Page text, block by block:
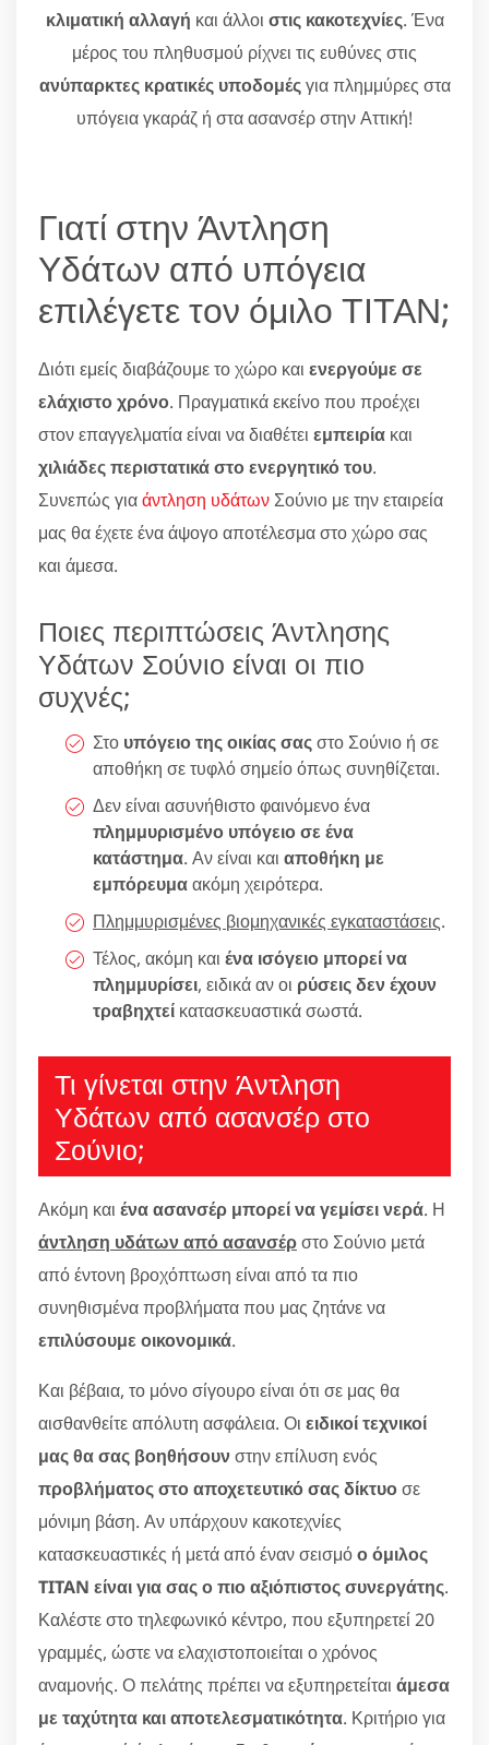
κλιματική αλλαγή και άλλοι στις κακοτεχνίες. Ένα
μέρος του πληθυσμού ρίχνει τις ευθύνες στις
ανύπαρκτες κρατικές υποδομέςγια πλημμύρες στα
υπόγεια γκαράζ ή στα ασανσέρ στην Αττική!
Γιατί στην Άντληση
Υδάτων από υπόγεια
επιλέγετε τον όμιλο ΤΙΤΑΝ;
Διότι εμείς διαβάζουμε το χώρο και ενεργούμε σε
ελάχιστο χρόνο. Πραγματικά εκείνο που προέχει
στον επαγγελματία είναι να διαθέτει εμπειρία και
χιλιάδες περιστατικά στο ενεργητικό του.
Συνεπώς γιαάντληση υδάτωνΣούνιο με την εταιρεία
μας θα έχετε ένα άψογο αποτέλεσμα στο χώρο σας
και άμεσα.
Ποιες περιπτώσεις Άντλησης
Υδάτων Σούνιο είναι οι πιο
συχνές;
Στο υπόγειο της οικίας σαςστο Σούνιο ή σε
αποθήκη σε τυφλό σημείο όπως συνηθίζεται.
Δεν είναι ασυνήθιστο φαινόμενο ένα
πλημμυρισμένο υπόγειο σε ένα
κατάστημα. Αν είναι και αποθήκη με
εμπόρευμαακόμη χειρότερα.
Πλημμυρισμένες βιομηχανικές εγκαταστάσεις.
Τέλος, ακόμη και ένα ισόγειο μπορεί να
πλημμυρίσει, ειδικά αν οι ρύσεις δεν έχουν
τραβηχτεί κατασκευαστικά σωστά.
Τι γίνεται στην Άντληση
Υδάτων από ασανσέρ στο
Σούνιο;
Ακόμη και ένα ασανσέρ μπορεί να γεμίσει νερά. Η
άντληση υδάτων από ασανσέρστο Σούνιο μετά
από έντονη βροχόπτωση είναι από τα πιο
συνηθισμένα προβλήματα που μας ζητάνε να
επιλύσουμε οικονομικά.
Και βέβαια, το μόνο σίγουρο είναι ότι σε μας θα
αισθανθείτε απόλυτη ασφάλεια. Οι ειδικοί τεχνικοί
μας θα σας βοηθήσουνστην επίλυση ενός
προβλήματος στο αποχετευτικό σας δίκτυοσε
μόνιμη βάση. Αν υπάρχουν κακοτεχνίες
κατασκευαστικές ή μετά από έναν σεισμόο όμιλος
TITAN είναι για σας ο πιο αξιόπιστος συνεργάτης.
Καλέστε στο τηλεφωνικό κέντρο, που εξυπηρετεί 20
γραμμές, ώστε να ελαχιστοποιείται ο χρόνος
αναμονής. Ο πελάτης πρέπει να εξυπηρετείται άμεσα
με ταχύτητα και αποτελεσματικότητα. Κριτήριο για